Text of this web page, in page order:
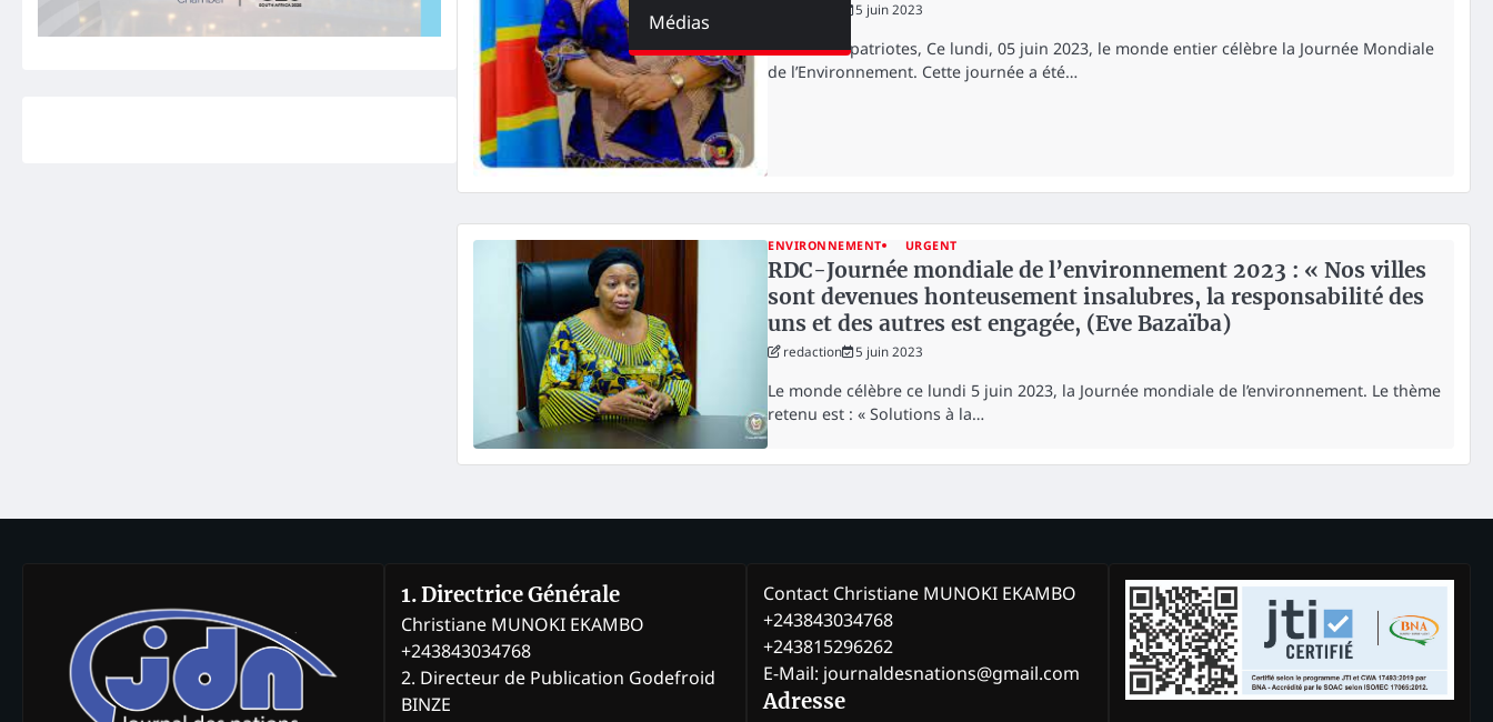
Médias 5 juin 2023
Chers Compatriotes, Ce lundi, 05 juin 2023, le monde entier célèbre la Journée Mondiale
de l’Environnement. Cette journée a été…
ENVIRONNEMENT URGENT
RDC-Journée mondiale de l’environnement 2023 : « Nos villes
sont devenues honteusement insalubres, la responsabilité des
uns et des autres est engagée, (Eve Bazaïba)
redaction 5 juin 2023
Le monde célèbre ce lundi 5 juin 2023, la Journée mondiale de l’environnement. Le thème
retenu est : « Solutions à la…
1. Directrice Générale
Christiane MUNOKI EKAMBO
+243843034768
2. Directeur de Publication Godefroid
BINZE
Contact Christiane MUNOKI EKAMBO
+243843034768
+243815296262
E-Mail: journaldesnations@gmail.com
Adresse